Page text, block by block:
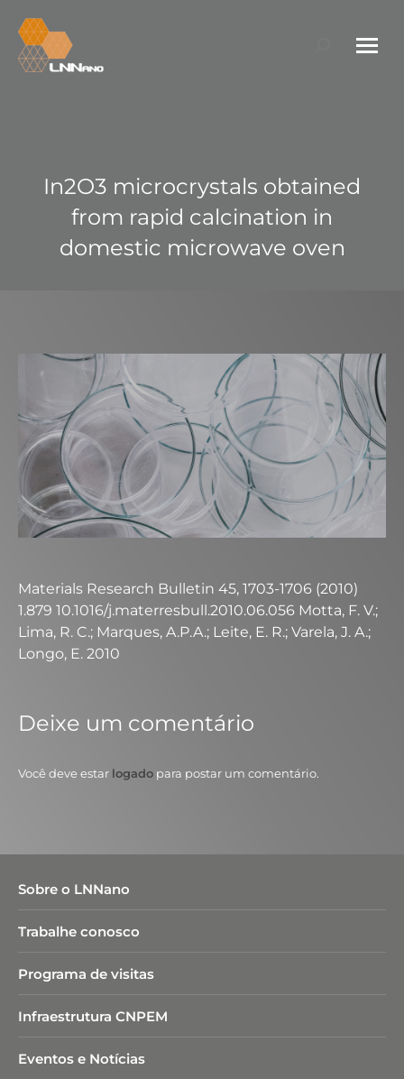
Search:
In2O3 microcrystals obtained
from rapid calcination in
domestic microwave oven
Materials Research Bulletin 45, 1703-1706 (2010)
1.879 10.1016/j.materresbull.2010.06.056 Motta, F. V.;
Lima, R. C.; Marques, A.P.A.; Leite, E. R.; Varela, J. A.;
Longo, E. 2010
Deixe um comentário
Você deve estar logado para postar um comentário.
Sobre o LNNano
Trabalhe conosco
Programa de visitas
Infraestrutura CNPEM
Eventos e Notícias